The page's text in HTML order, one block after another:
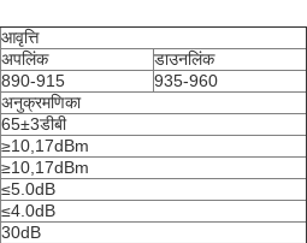
आवृत्ति
अपलिंक
डाउनलिंक
890-915
935-960
अनुक्रमणिका
65±3डीबी
≥10,17dBm
≥10,17dBm
≤5.0dB
≤4.0dB
30dB